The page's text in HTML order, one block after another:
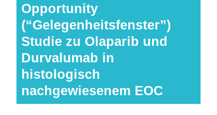
Opportunity
(“Gelegenheitsfenster”)
Studie zu Olaparib und
Durvalumab in
histologisch
nachgewiesenem EOC